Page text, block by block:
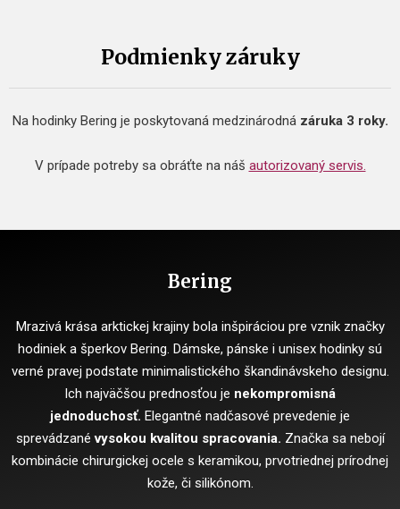
Podmienky záruky
Na hodinky Bering je poskytovaná medzinárodnázáruka 3 roky.
V prípade potreby sa obráťte na náš autorizovaný servis.
Bering
Mrazivá krása arktickej krajiny bola inšpiráciou pre vznik značky
hodiniek a šperkov Bering. Dámske, pánske i unisex hodinky sú
verné pravej podstate minimalistického škandinávskeho designu.
Ich najväčšou prednosťou je nekompromisná
jednoduchosť. Elegantné nadčasové prevedenie je
sprevádzanévysokou kvalitou spracovania. Značka sa nebojí
kombinácie chirurgickej ocele s keramikou, prvotriednej prírodnej
kože, či silikónom.